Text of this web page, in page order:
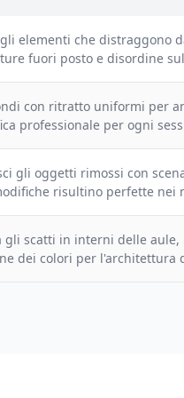
elementi che distraggono
fuori posto e disordine
con ritratto uniformi per
professionale per ogni
gli oggetti rimossi con
risultino perfette nei
gli scatti in interni delle
dei colori per l'architettura